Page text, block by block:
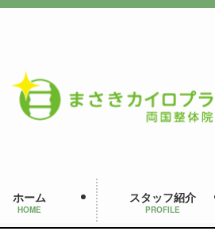
ホーム
HOME
スタッフ紹介
PROFILE